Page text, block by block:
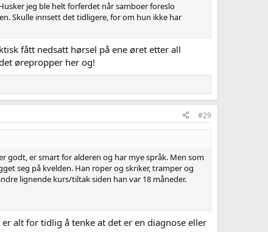
jeg ble helt forferdet når samboer foreslo
Skulle innsett det tidligere, for om hun ikke har
fått nedsatt hørsel på ene øret etter all
ørepropper her og!
#29
godt, er smart for alderen og har mye språk. Men som
seg på kvelden. Han roper og skriker, tramper og
lignende kurs/tiltak siden han var 18 måneder.
er alt for tidlig å tenke at det er en diagnose eller